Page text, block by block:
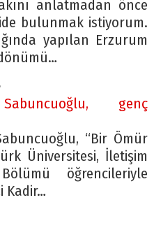
anlatmadan önce
bulunmak istiyorum.
yapılan Erzurum
genç
“Bir Ömür
Üniversitesi, İletişim
öğrencileriyle
Kadir…